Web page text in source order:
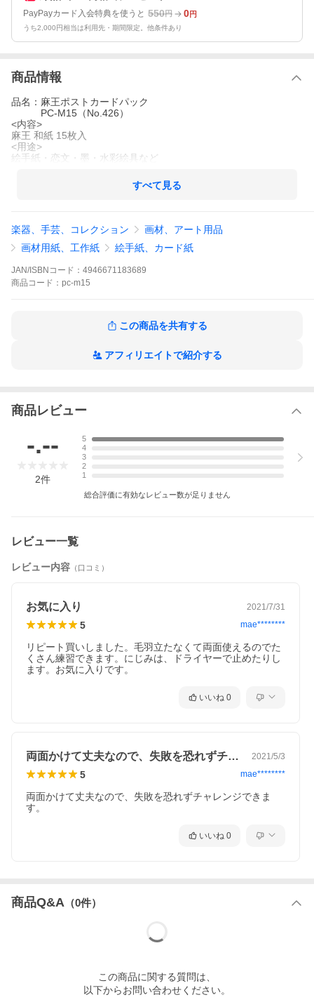
PayPayカード入会特典を使うと 550円 0円
うち2,000円相当は利用先・期間限定。他条件あり
商品情報
品名：麻王ポストカードパック
PC-M15（No.426）
<内容>
麻王 和紙 15枚入
<用途>
絵手紙・恋文・墨・水彩絵具など
すべて見る
楽器、手芸、コレクション
画材、アート用品
画材用紙、工作紙
絵手紙、カード紙
JAN/ISBNコード： 4946671183689
商品 コード： pc-m15
この商品を共有する
アフィリエイトで紹介する
商品レビュー
-.--
2件
5
4
3
2
1
総合評価に有効なレビュー数が足りません
レビュー一覧
レビュー内容 （口コミ）
お気に入り 2021/7/31
5 mae********
リピート買いしました。毛羽立たなくて両面使えるのでた
くさん練習できます。にじみは、ドライヤーで止めたりし
ます。お気に入りです。
いいね 0
両面かけて丈夫なので、失敗を恐れずチャ… 2021/5/3
5 mae********
両面かけて丈夫なので、失敗を恐れずチャレンジできま
す。
いいね 0
商品Q&A （0件）
この商品に関する質問は、
以下からお問い合わせください。